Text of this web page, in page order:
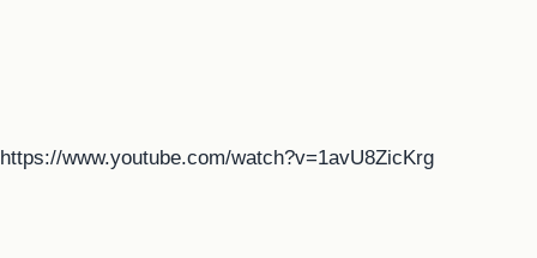
https://www.youtube.com/watch?v=1avU8ZicKrg